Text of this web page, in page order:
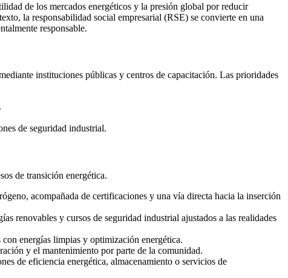
de los mercados energéticos y la presión global por reducir
la responsabilidad social empresarial (RSE) se convierte en una
responsable.
instituciones públicas y centros de capacitación. Las prioridades
de seguridad industrial.
de transición energética.
acompañada de certificaciones y una vía directa hacia la inserción
renovables y cursos de seguridad industrial ajustados a las realidades
energías limpias y optimización energética.
y el mantenimiento por parte de la comunidad.
de eficiencia energética, almacenamiento o servicios de